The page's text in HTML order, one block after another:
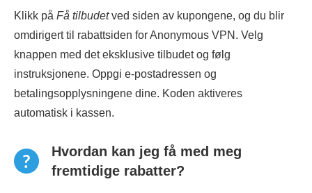
Klikk på Få tilbudetved siden av kupongene, og du blir
omdirigert til rabattsiden for Anonymous VPN. Velg
knappen med det eksklusive tilbudet og følg
instruksjonene. Oppgi e-postadressen og
betalingsopplysningene dine. Koden aktiveres
automatisk i kassen.
Hvordan kan jeg få med meg
fremtidige rabatter?